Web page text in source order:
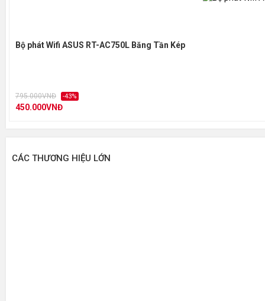
Bộ phát Wifi ASUS RT-AC750L Băng Tần Kép
795.000VNĐ -43%
450.000VNĐ
CÁC THƯƠNG HIỆU LỚN